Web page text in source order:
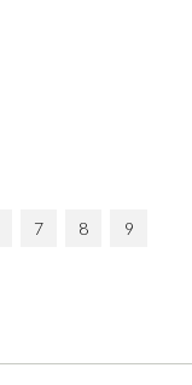
7 8
9